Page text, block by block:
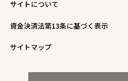
サイトについて
資金決済法第13条に基づく表示
サイトマップ